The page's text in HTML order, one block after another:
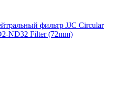
фильтр JJC Circular
ND32 Filter (72mm)